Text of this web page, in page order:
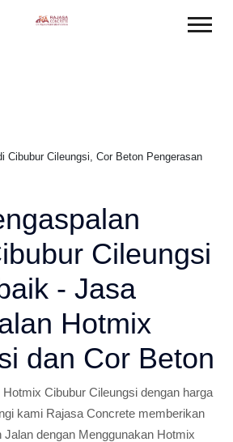
Cibubur Cileungsi, Cor Beton Pengerasan
Cileungsi
- Jasa
Hotmix
dan Cor Beton
Cibubur Cileungsi dengan harga
kami Rajasa Concrete memberikan
Jalan dengan Menggunakan Hotmix